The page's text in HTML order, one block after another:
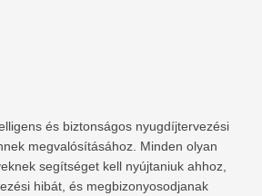
és biztonságos nyugdíjtervezési
megvalósításához. Minden olyan
segítséget kell nyújtaniuk ahhoz,
hibát, és megbizonyosodjanak